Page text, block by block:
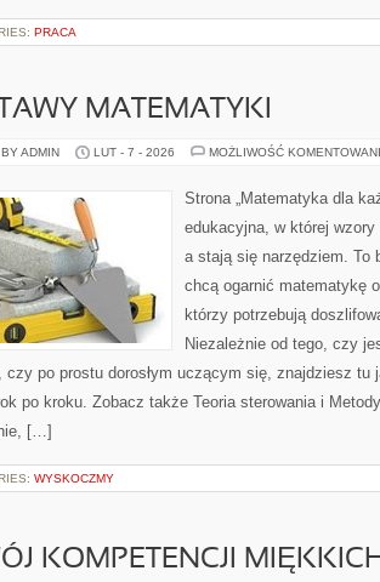
PRACA
MATEMATYKI
ADMIN LUT - 7 - 2026 MOŻLIWOŚĆ
Strona „Matematyka dla
edukacyjna, w której
a stają się narzędziem. To
chcą ogarnić matematykę
którzy potrzebują
Niezależnie od tego, czy
czy po prostu dorosłym uczącym się, znajdziesz tu
po kroku. Zobacz także Teoria sterowania i
[…]
WYSKOCZMY
KOMPETENCJI